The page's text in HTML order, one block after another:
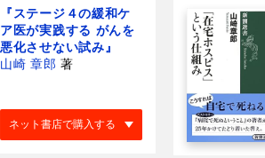
『ステージ４の緩和ケ
ア医が実践する がんを
悪化させない試み』
山崎 章郎 著
ネット書店で購入する